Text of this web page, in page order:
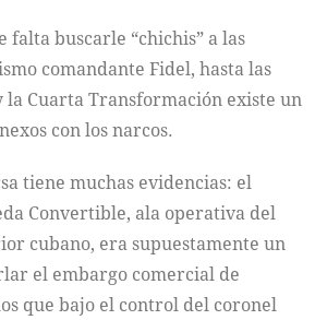
falta buscarle “chichis” a las
comandante Fidel, hasta las
la Cuarta Transformación existe un
con los narcos.
tiene muchas evidencias: el
Convertible, ala operativa del
cubano, era supuestamente un
el embargo comercial de
que bajo el control del coronel